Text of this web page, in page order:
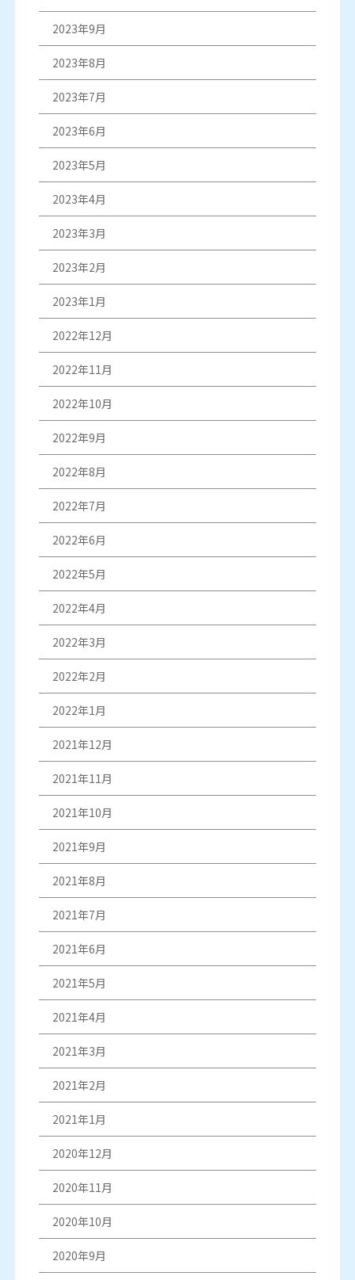
2023年9月
2023年8月
2023年7月
2023年6月
2023年5月
2023年4月
2023年3月
2023年2月
2023年1月
2022年12月
2022年11月
2022年10月
2022年9月
2022年8月
2022年7月
2022年6月
2022年5月
2022年4月
2022年3月
2022年2月
2022年1月
2021年12月
2021年11月
2021年10月
2021年9月
2021年8月
2021年7月
2021年6月
2021年5月
2021年4月
2021年3月
2021年2月
2021年1月
2020年12月
2020年11月
2020年10月
2020年9月